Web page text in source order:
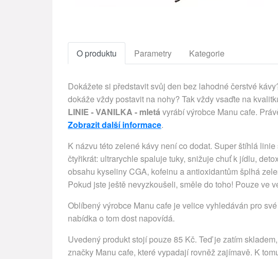
O produktu Parametry Kategorie
Dokážete si představit svůj den bez lahodné čerstvé
dokáže vždy postavit na nohy? Tak vždy vsaďte na
LINIE - VANILKA - mletá vyrábí výrobce Manu cafe.
Zobrazit další informace.
K názvu této zelené kávy není co dodat. Super štíhlá
čtyřikrát: ultrarychle spaluje tuky, snižuje chuť k jídlu,
obsahu kyseliny CGA, kofeinu a antioxidantům šplhá
Pokud jste ještě nevyzkoušeli, směle do toho! Pouze ve
Oblíbený výrobce Manu cafe je velice vyhledáván pro
nabídka o tom dost napovídá.
Uvedený produkt stojí pouze 85 Kč. Teď je zatím
značky Manu cafe, které vypadají rovněž zajímavě. K